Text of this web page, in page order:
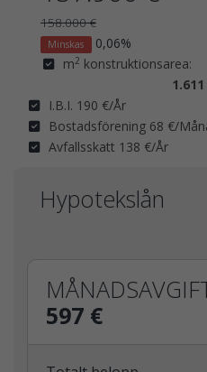
158.000 €
Minskas
0,06%
m2 konstruktionsarea:
I.B.I. 190 €/År
Bostadsförening 68 €/
Avfallsskatt 138 €/År
Hypotekslån
597 €